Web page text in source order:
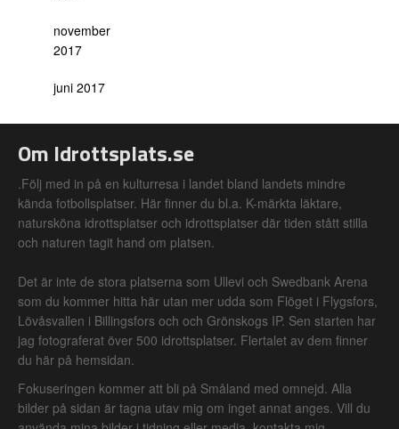
november
2017
juni 2017
Om Idrottsplats.se
.Följ med in på en kulturresa i landet bland landets mindre
kända fotbollsplatser. Här finner du bl.a. K-märkta läktare,
natursköna idrottsplatser och idrottsplatser där tiden stått stilla
och naturen tagit hand om platsen.
Det är inte de stora platserna som Ullevi och Swedbank Arena
som du kommer hitta här utan mer udda som Flöget i Flygsfors,
Lövåsvallen i Billingsfors och och Grönskogs IP. Sen starten har
jag fotograferat över 500 idrottsplatser. Flertalet av dem finner
du här på hemsidan.
Fokuseringen kommer att bli på Småland med omnejd. Alla
bilder på sidan är tagna utav mig om inget annat anges. Vill du